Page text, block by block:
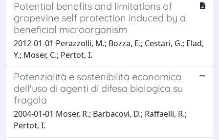
Potential benefits and limitations of
grapevine self protection induced by a
beneficial microorganism
2012-01-01 Perazzolli, M.; Bozza, E.; Cestari, G.; Elad,
Y.; Moser, C.; Pertot, I.
Potenzialità e sostenibilità economica
dell'uso di agenti di difesa biologica su
fragola
2004-01-01 Moser, R.; Barbacovi, D.; Raffaelli, R.;
Pertot, I.